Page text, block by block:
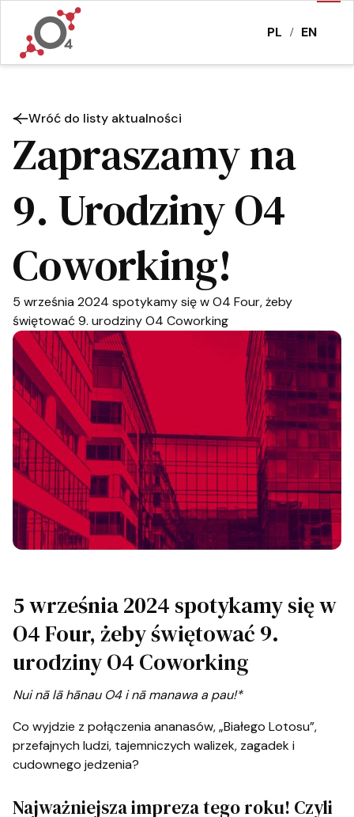
PL / EN
Wróć do listy aktualności
Zapraszamy na
9. Urodziny O4
Coworking!
5 września 2024 spotykamy się w O4 Four, żeby
świętować 9. urodziny O4 Coworking
5 września 2024 spotykamy się w
O4 Four, żeby świętować 9.
urodziny O4 Coworking
Nui nā lā hānau O4 i nā manawa a pau!*
Co wyjdzie z połączenia ananasów, „Białego Lotosu”,
przefajnych ludzi, tajemniczych walizek, zagadek i
cudownego jedzenia?
Najważniejsza impreza tego roku! Czyli